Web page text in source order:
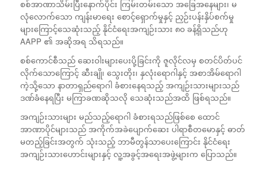
စစ်အာဏာသိမ်းပြီးနောက်ပိုင်း ကြမ်းတမ်းသော အခြေအနေများ၊ မ
လုံလောက်သော ကျန်းမာရေး စောင့်ရှောက်မှုနှင့် ညှဉ်းပန်းနှိပ်စက်မှု
များကြောင့်သေဆုံးသည့် နိုင်ငံရေးအကျဉ်းသား ၈၀ ခန့်ရှိသည်ဟု
AAPP ၏ အဆိုအရ သိရသည်။
စစ်ကောင်စီသည် ဆေးဝါးများပေးပို့ခြင်းကို ဇူလိုင်လမှ စတင်ပိတ်ပင်
လိုက်သောကြောင့် ဆီးချို၊ သွေးတိုး၊ နှလုံးရောဂါနှင့် အစာအိမ်ရောဂါ
ကဲ့သို့သော နာတာရှည်ရောဂါ ခံစားနေရသည့် အကျဉ်းသားများသည်
ဒဏ်ခံနေရပြီး မကြာခဏဆိုသလို သေဆုံးသည်အထိ ဖြစ်ရသည်။
အကျဉ်းသားများ မည်သည့်ရောဂါ ခံစားရသည်ဖြစ်စေ ထောင်
အာဏာပိုင်များသည် အကိုက်အခဲပျောက်ဆေး ပါရာစီတမောနှင့် ဓာတ်
မတည့်ခြင်းအတွက် သုံးသည့် ဘာမီတွန်သာပေးကြောင်း နိုင်ငံရေး
အကျဉ်းသားဟောင်းများနှင့် လူ့အခွင့်အရေးအဖွဲ့များက ပြောသည်။